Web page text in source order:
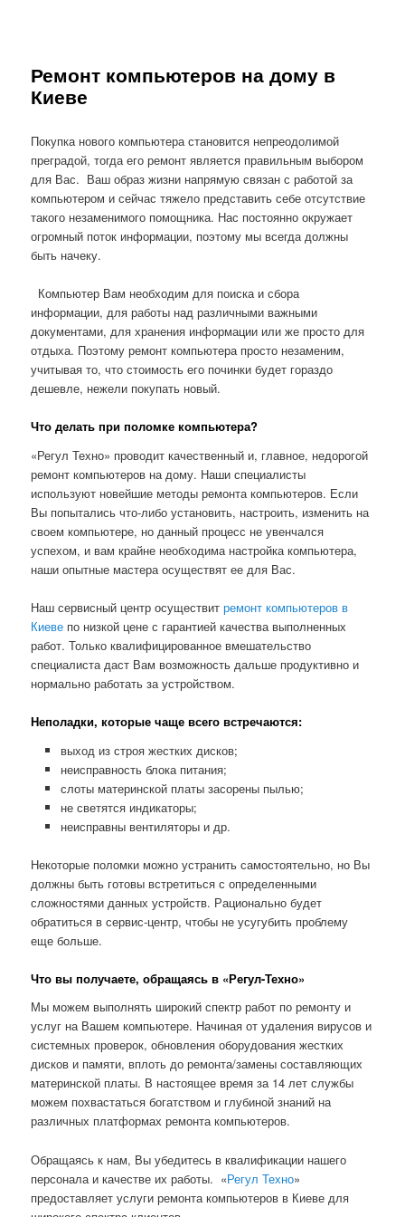
Ремонт компьютеров на дому в
Киеве
Покупка нового компьютера становится непреодолимой
преградой, тогда его ремонт является правильным выбором
для Вас. Ваш образ жизни напрямую связан с работой за
компьютером и сейчас тяжело представить себе отсутствие
такого незаменимого помощника. Нас постоянно окружает
огромный поток информации, поэтому мы всегда должны
быть начеку.
Компьютер Вам необходим для поиска и сбора
информации, для работы над различными важными
документами, для хранения информации или же просто для
отдыха. Поэтому ремонт компьютера просто незаменим,
учитывая то, что стоимость его починки будет гораздо
дешевле, нежели покупать новый.
Что делать при поломке компьютера?
«Регул Техно» проводит качественный и, главное, недорогой
ремонт компьютеров на дому. Наши специалисты
используют новейшие методы ремонта компьютеров. Если
Вы попытались что-либо установить, настроить, изменить на
своем компьютере, но данный процесс не увенчался
успехом, и вам крайне необходима настройка компьютера,
наши опытные мастера осуществят ее для Вас.
Наш сервисный центр осуществитремонт компьютеров в
Киеве по низкой цене с гарантией качества выполненных
работ. Только квалифицированное вмешательство
специалиста даст Вам возможность дальше продуктивно и
нормально работать за устройством.
Неполадки, которые чаще всего встречаются:
выход из строя жестких дисков;
неисправность блока питания;
слоты материнской платы засорены пылью;
не светятся индикаторы;
неисправны вентиляторы и др.
Некоторые поломки можно устранить самостоятельно, но Вы
должны быть готовы встретиться с определенными
сложностями данных устройств. Рационально будет
обратиться в сервис-центр, чтобы не усугубить проблему
еще больше.
Что вы получаете, обращаясь в «Регул-Техно»
Мы можем выполнять широкий спектр работ по ремонту и
услуг на Вашем компьютере. Начиная от удаления вирусов и
системных проверок, обновления оборудования жестких
дисков и памяти, вплоть до ремонта/замены составляющих
материнской платы. В настоящее время за 14 лет службы
можем похвастаться богатством и глубиной знаний на
различных платформах ремонта компьютеров.
Обращаясь к нам, Вы убедитесь в квалификации нашего
персонала и качестве их работы. «Регул Техно»
предоставляет услуги ремонта компьютеров в Киеве для